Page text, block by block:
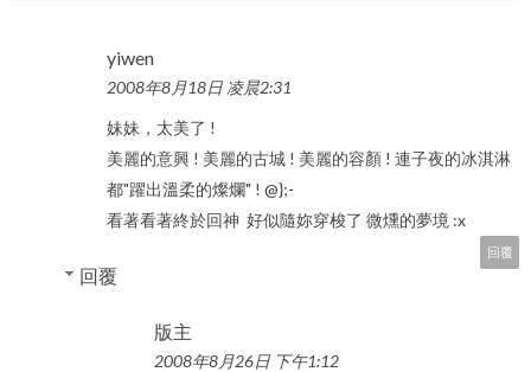
yiwen
2008年8月18日 凌晨2:31
妹妹，太美了 !
美麗的意興 ! 美麗的古城 ! 美麗的容顏 ! 連子夜的冰淇淋
都"躍出溫柔的燦爛" ! @};-
看著看著終於回神 好似隨妳穿梭了 微燻的夢境 :x
回覆
回覆
版主
2008年8月26日 下午1:12